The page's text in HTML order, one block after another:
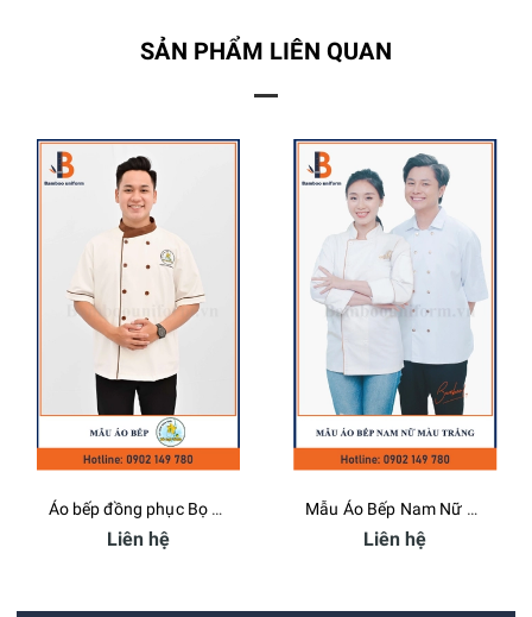
SẢN PHẨM LIÊN QUAN
Áo bếp đồng phục Bọ Cạp Vàng - Bamboo Uniform
Liên hệ
Mẫu Áo Bếp Nam Nữ Màu Trắng - Bamboo Uniform
Liên hệ